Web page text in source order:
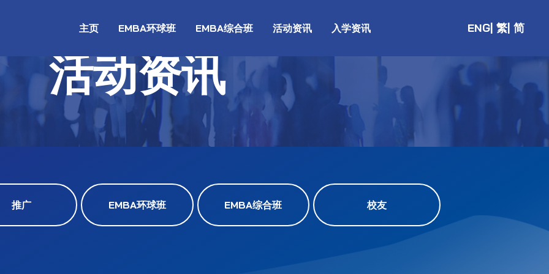
主页 EMBA环球班 EMBA综合班 活动资讯 入学资讯 ENG | 繁 | 简
活动资讯
推广 EMBA环球班 EMBA综合班 校友